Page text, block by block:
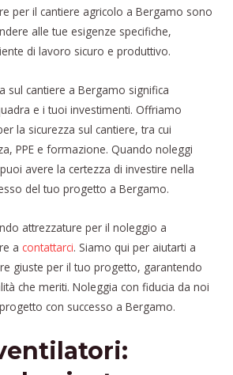
per il cantiere agricolo a Bergamo sono
alle tue esigenze specifiche,
di lavoro sicuro e produttivo.
sul cantiere a Bergamo significa
e i tuoi investimenti. Offriamo
la sicurezza sul cantiere, tra cui
PPE e formazione. Quando noleggi
avere la certezza di investire nella
del tuo progetto a Bergamo.
attrezzature per il noleggio a
a contattarci. Siamo qui per aiutarti a
giuste per il tuo progetto, garantendo
che meriti. Noleggia con fiducia da noi
con successo a Bergamo.